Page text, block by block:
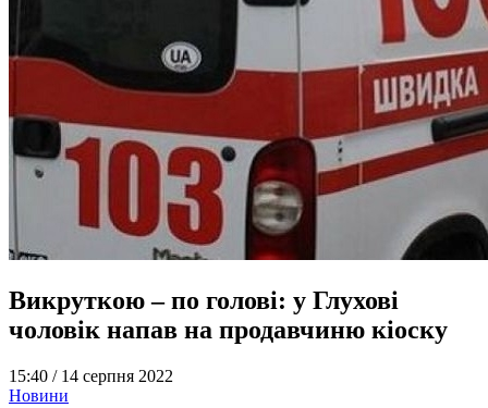
Викруткою – по голові: у Глухові
чоловік напав на продавчиню кіоску
15:40 / 14 серпня 2022
Новини